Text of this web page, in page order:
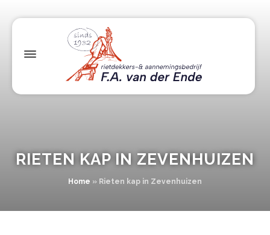
RIETEN KAP IN ZEVENHUIZEN
Home » Rieten kap in Zevenhuizen